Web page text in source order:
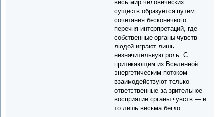
весь мир человеческих
существ образуется путем
сочетания бесконечного
перечня интерпретаций, где
собственные органы чувств
людей играют лишь
незначительную роль. С
притекающим из Вселенной
энергетическим потоком
взаимодействуют только
ответственные за зрительное
восприятие органы чувств — и
то лишь весьма бегло.